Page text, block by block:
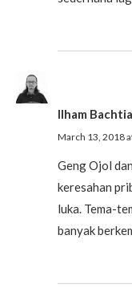
Ilham
March 13, 2018
Geng Ojol
keresahan
luka. Tema-
banyak